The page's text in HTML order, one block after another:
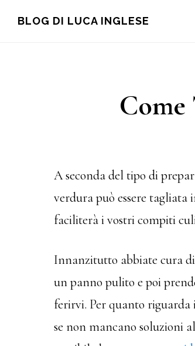
BLOG DI LUCA INGLESE
Come
A seconda del tipo di
verdura può essere
faciliterà i vostri compiti
Innanzitutto abbiate cura
un panno pulito e poi
ferirvi. Per quanto
se non mancano soluzioni